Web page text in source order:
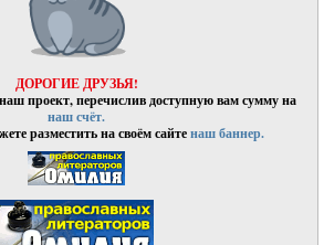
ДОРОГИЕ ДРУЗЬЯ!
проект, перечислив доступную вам сумму на
наш счёт.
разместить на своём сайтенаш баннер.